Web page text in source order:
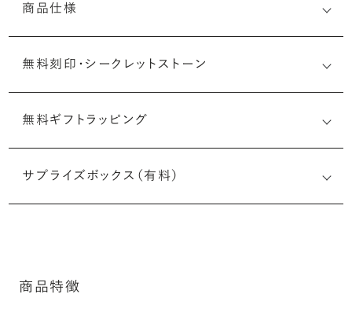
商品仕様
無料刻印・ シークレットストーン
ルなメッセージを無料で刻印することができます。注文前だ
けでなく購入後の刻印も、リングに初めて施す初回の刻印
無料ギフトラッピング
サプライズボックス（有料）
商品特徴